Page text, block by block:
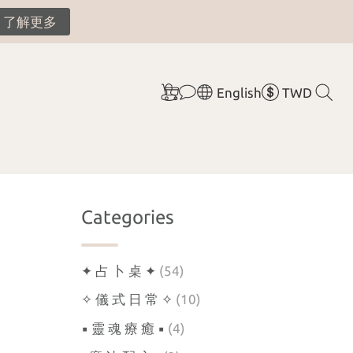
了解更多
量 20 組 〕
English TWD
Categories
✦ 占 卜 桌 ✦ (54)
✧ 儀 式 日 常 ✧ (10)
▪︎ 靈 魂 療 癒 ▪︎ (4)